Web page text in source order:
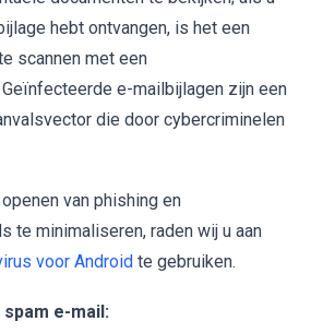
hebt ontvangen, is het een
scannen met een
e-mailbijlagen zijn een
die door cybercriminelen
van phishing en
te minimaliseren, raden wij u aan
voor Android te gebruiken.
e-mail: